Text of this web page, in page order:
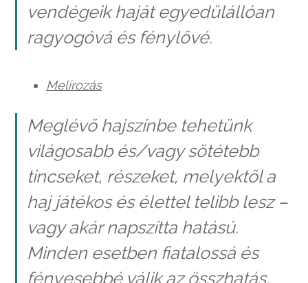
vendégeik haját egyedülállóan
ragyogóvá és fénylővé.
Melírozás
Meglévő hajszínbe tehetünk
világosabb és/vagy sötétebb
tincseket, részeket, melyektől a
haj játékos és élettel telibb lesz –
vagy akár napszítta hatású.
Minden esetben fiatalossá és
fényesebbé válik az összhatás.